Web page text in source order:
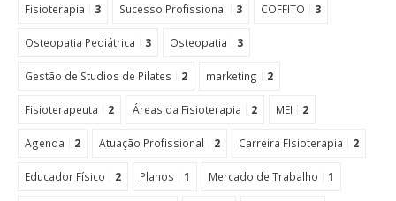
Fisioterapia 3 Sucesso Profissional 3 COFFITO 3
Osteopatia Pediátrica 3 Osteopatia 3
Gestão de Studios de Pilates 2 marketing 2
Fisioterapeuta 2 Áreas da Fisioterapia 2 MEI 2
Agenda 2 Atuação Profissional 2 Carreira FIsioterapia 2
Educador Físico 2 Planos 1 Mercado de Trabalho 1